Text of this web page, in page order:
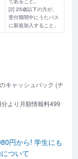
[2] 25歳以下の方が、
受付期間中にうたパス
に新規加入すること。
キャッシュバック (チ
より月額情報料499
円から! 学生にも
ついて